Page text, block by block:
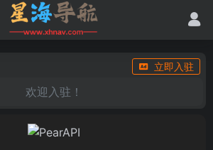
立即入驻
欢迎入驻！